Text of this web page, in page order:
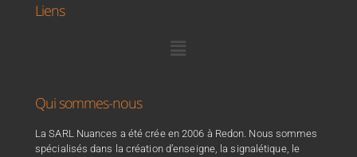
Liens
Qui sommes-nous
La SARL Nuances a été crée en 2006 à Redon. Nous sommes
spécialisés dans la création d’enseigne, la signalétique, le